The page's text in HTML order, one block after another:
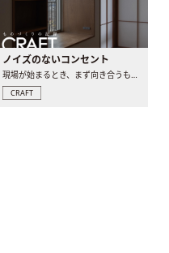
ノイズのないコンセント
CRAFT